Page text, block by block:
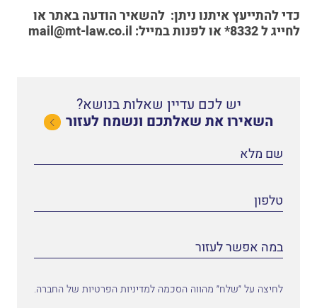
כדי להתייעץ איתנוניתן: להשאיר הודעה באתראו
לחייג ל8332* או לפנות במייל: mail@mt-law.co.il
יש לכם עדיין שאלות בנושא?
השאירו את שאלתכם ונשמח לעזור
לחיצה על ״שלח״ מהווה הסכמה למדיניות הפרטיות של החברה.